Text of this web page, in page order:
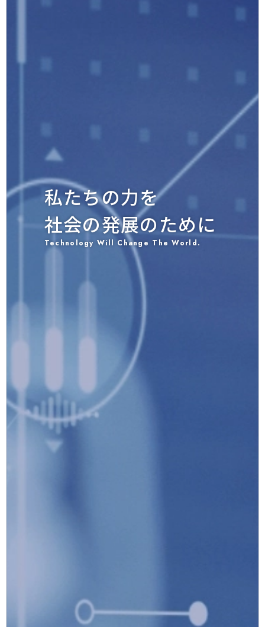
私たちの力を
社会の発展のために
Technology Will Change The World.
実践的な研修と
フィードバックによる
自己の成長を促す
Promoting personal growth through practical
training and feedback.
自身の発想が
可能性を作る
Your ideas create possibilities.